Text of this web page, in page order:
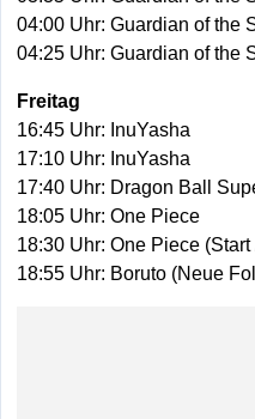
04:00 Uhr: Guardian of the
04:25 Uhr: Guardian of the
Freitag
16:45 Uhr: InuYasha
17:10 Uhr: InuYasha
17:40 Uhr: Dragon Ball
18:05 Uhr: One Piece
18:30 Uhr: One Piece
18:55 Uhr: Boruto (Neue